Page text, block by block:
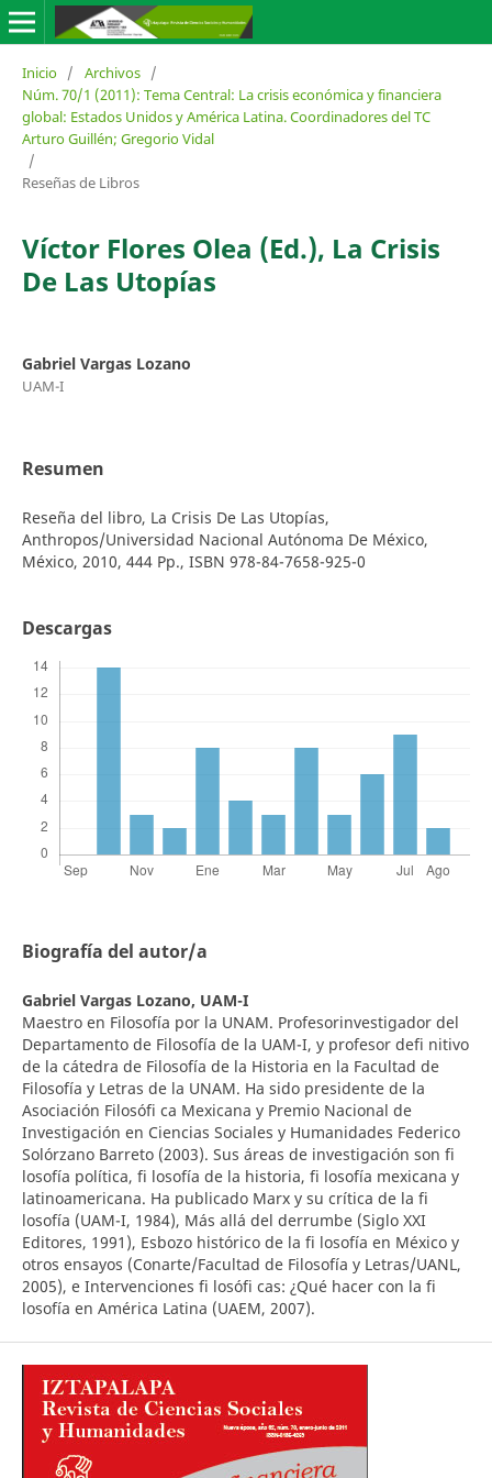
Inicio / Archivos /
Núm. 70/1 (2011): Tema Central: La crisis económica y financiera
global: Estados Unidos y América Latina. Coordinadores del TC
Arturo Guillén; Gregorio Vidal
/
Reseñas de Libros
Víctor Flores Olea (Ed.), La Crisis
De Las Utopías
Gabriel Vargas Lozano
UAM-I
Resumen
Reseña del libro, La Crisis De Las Utopías,
Anthropos/Universidad Nacional Autónoma De México,
México, 2010, 444 Pp., ISBN 978-84-7658-925-0
Descargas
Biografía del autor/a
Gabriel Vargas Lozano, UAM-I
Maestro en Filosofía por la UNAM. Profesorinvestigador del
Departamento de Filosofía de la UAM-I, y profesor defi nitivo
de la cátedra de Filosofía de la Historia en la Facultad de
Filosofía y Letras de la UNAM. Ha sido presidente de la
Asociación Filosófi ca Mexicana y Premio Nacional de
Investigación en Ciencias Sociales y Humanidades Federico
Solórzano Barreto (2003). Sus áreas de investigación son fi
losofía política, fi losofía de la historia, fi losofía mexicana y
latinoamericana. Ha publicado Marx y su crítica de la fi
losofía (UAM-I, 1984), Más allá del derrumbe (Siglo XXI
Editores, 1991), Esbozo histórico de la fi losofía en México y
otros ensayos (Conarte/Facultad de Filosofía y Letras/UANL,
2005), e Intervenciones fi losófi cas: ¿Qué hacer con la fi
losofía en América Latina (UAEM, 2007).